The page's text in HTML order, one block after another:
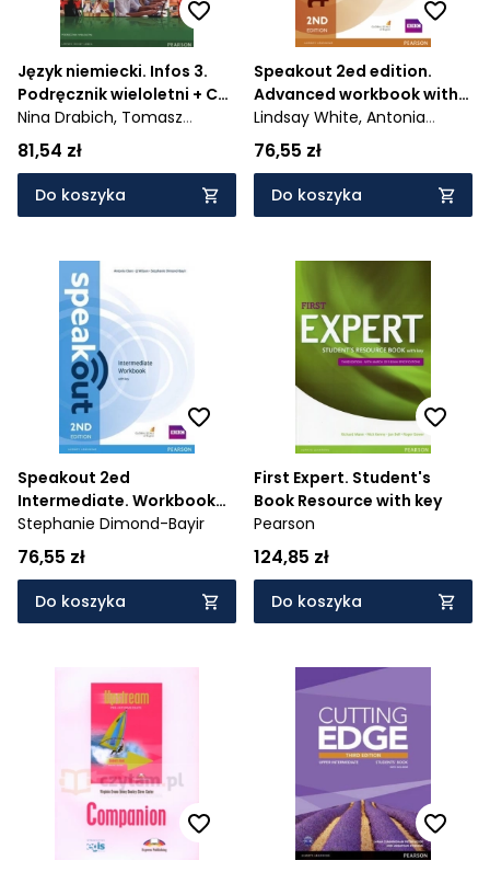
Język niemiecki. Infos 3.
Podręcznik wieloletni + CD
dla liceum i technikum -
451/5,6/2014/2015
Nina Drabich, Tomasz
Gajownik,
81,54 zł
Do koszyka
Speakout 2ed edition.
Advanced workbook with
key
Lindsay White, Antonia
Clare, J.J. Wilson
76,55 zł
Do koszyka
Speakout 2ed
Intermediate. Workbook
with key
Stephanie Dimond-Bayir
76,55 zł
Do koszyka
First Expert. Student's
Book Resource with key
Pearson
124,85 zł
Do koszyka